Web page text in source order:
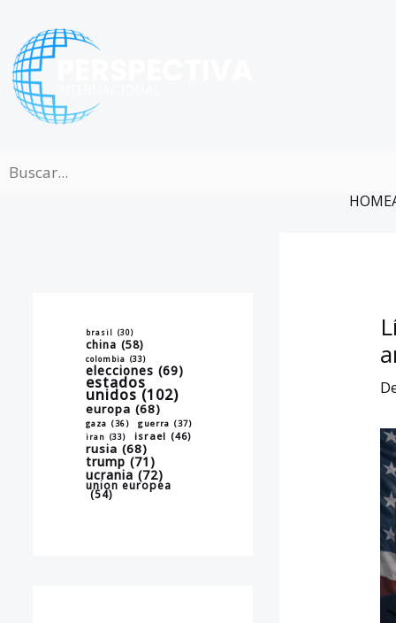
contenido
HOME
brasil (30)
china (58)
colombia (33)
elecciones (69)
estados
unidos (102)
europa (68)
gaza (36) guerra (37)
iran (33) israel (46)
rusia (68)
trump (71)
ucrania (72)
union europea
(54)